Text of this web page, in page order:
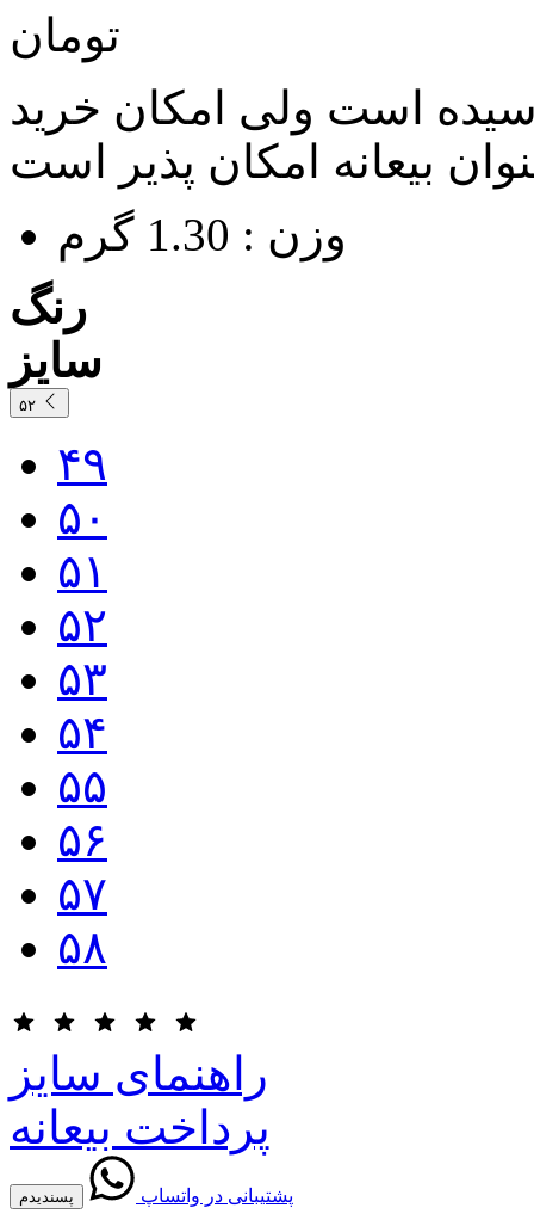
تومان
است ولی امکان خرید
وزن : 1.30 گرم
رنگ
سایز
۵۲
۴۹
۵۰
۵۱
۵۲
۵۳
۵۴
۵۵
۵۶
۵۷
۵۸
راهنمای سایز
پرداخت بیعانه
پسندیدم پشتیبانی در واتساپ